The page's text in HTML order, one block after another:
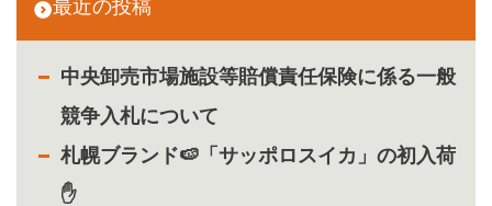
最近の投稿
中央卸売市場施設等賠償責任保険に係る一般
競争入札について
札幌ブランド🍉「サッポロスイカ」の初入荷
✋